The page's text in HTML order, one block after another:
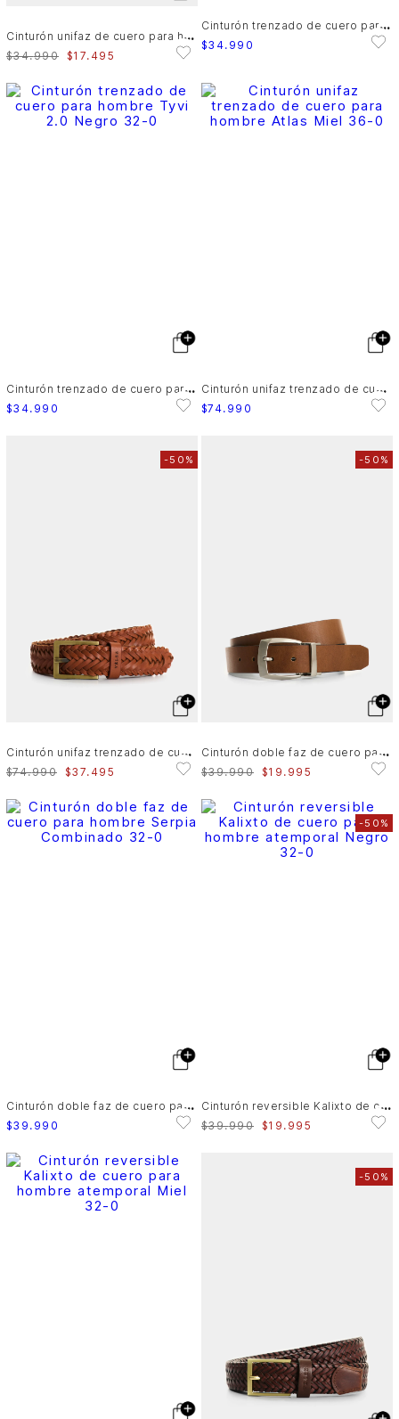
C
inturón unifaz de cuero para hombre Kay
$34.990 $17. 495
C
inturón trenzado de cuero para hombre Tyvi 2.0
$34. 990
C
inturón trenzado de cuero para hombre Tyvi 2.0
$34. 990
C
inturón unifaz trenzado de cuero para hombre Atlas
$74. 990
-50%
C
inturón unifaz trenzado de cuero para hombre Atlas
$74.990 $37. 495
-50%
C
inturón doble faz de cuero para hombre Serpia
$39.990 $19 . 995
C
inturón doble faz de cuero para hombre Serpia
$39 . 990
-50%
C
inturón reversible Kalixto de cuero para hombre atemporal
$39.990 $19 . 995
-50%